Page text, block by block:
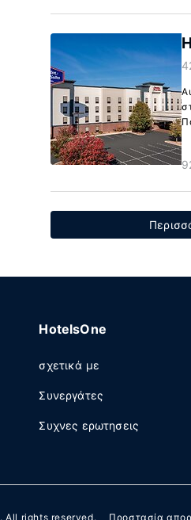
HotelsOne
σχετικά με
Συνεργάτες
Συχνες ερωτησεις
. All rights reserved. Προστασία